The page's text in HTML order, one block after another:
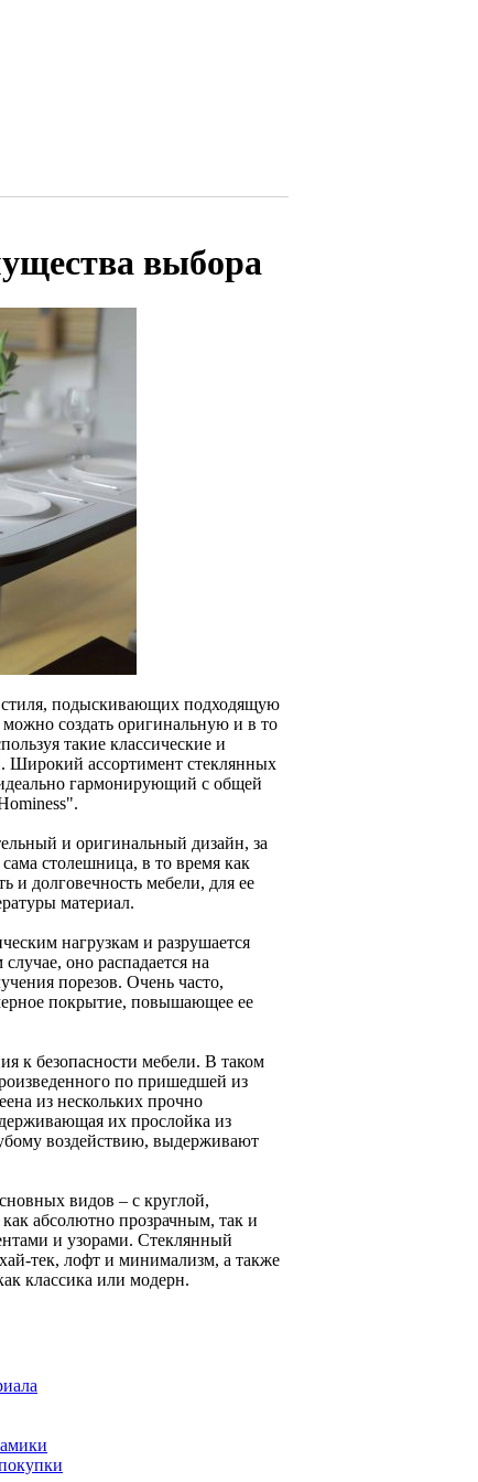
выбора
подыскивающих подходящую
можно создать оригинальную и в то
такие классические и
ассортимент стеклянных
гармонирующий с общей
и оригинальный дизайн, за
столешница, в то время как
и долговечность мебели, для ее
материал.
нагрузкам и разрушается
оно распадается на
порезов. Очень часто,
покрытие, повышающее ее
к безопасности мебели. В таком
по пришедшей из
из нескольких прочно
их прослойка из
воздействию, выдерживают
видов – с круглой,
абсолютно прозрачным, так и
и узорами. Стеклянный
тек, лофт и минимализм, а также
классика или модерн.